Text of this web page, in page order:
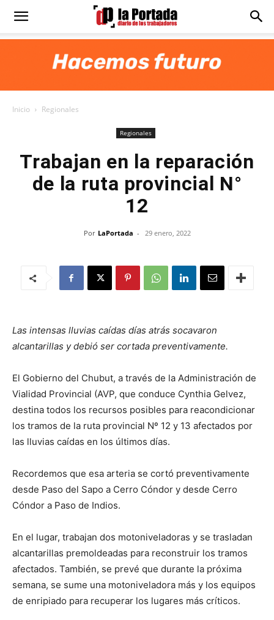
Diario
Inicio Regionales
Regionales
Trabajan en la reparación
de la ruta provincial N°
12
Por LaPortada - 29 enero, 2022
Las intensas lluvias caídas días atrás socavaron
alcantarillas y debió ser cortada preventivamente.
El Gobierno del Chubut, a través de la Administración de
Vialidad Provincial (AVP, que conduce Cynthia Gelvez,
destina todos los recursos posibles para reacondicionar
los tramos de la ruta provincial Nº 12 y 13 afectados por
las lluvias caídas en los últimos días.
Recordemos que esa arteria se cortó preventivamente
desde Paso del Sapo a Cerro Cóndor y desde Cerro
Cóndor a Paso de Indios.
En el lugar, trabajan dos motoniveladoras y se trasladan
alcantarillas premoldeadas para reconstruir los tramos
afectados. También, se prevé que durante la próxima
semana, se sume una motoniveladora más y los equipos
de enripiado para recuperar los lugares más críticos.